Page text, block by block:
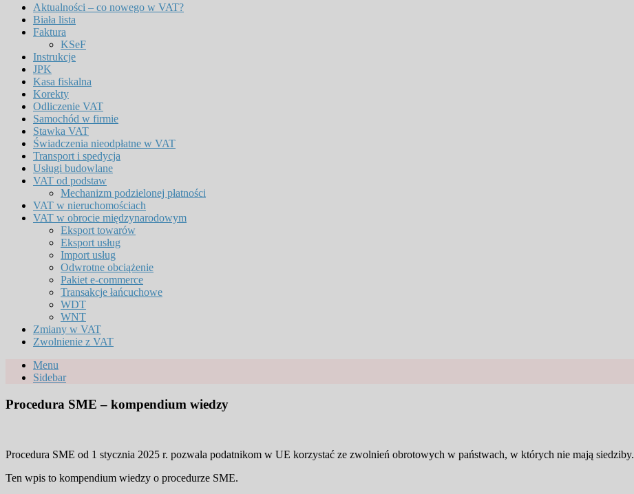
Aktualności – co nowego w VAT?
Biała lista
Faktura
KSeF
Instrukcje
JPK
Kasa fiskalna
Korekty
Odliczenie VAT
Samochód w firmie
Stawka VAT
Świadczenia nieodpłatne w VAT
Transport i spedycja
Usługi budowlane
VAT od podstaw
Mechanizm podzielonej płatności
VAT w nieruchomościach
VAT w obrocie międzynarodowym
Eksport towarów
Eksport usług
Import usług
Odwrotne obciążenie
Pakiet e-commerce
Transakcje łańcuchowe
WDT
WNT
Zmiany w VAT
Zwolnienie z VAT
Menu
Sidebar
Procedura SME – kompendium wiedzy
Procedura SME od 1 stycznia 2025 r. pozwala podatnikom w UE korzystać ze zwolnień obrotowych w państwach, w których nie mają siedziby.
Ten wpis to kompendium wiedzy o procedurze SME.